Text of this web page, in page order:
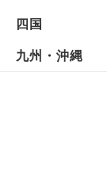
四国
九州・沖縄